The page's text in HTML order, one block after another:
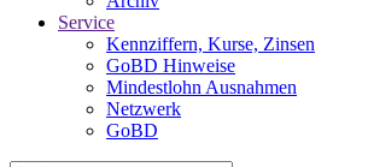
Service
Kennziffern, Kurse, Zinsen
GoBD Hinweise
Mindestlohn Ausnahmen
Netzwerk
GoBD